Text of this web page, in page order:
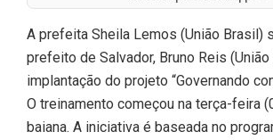
A prefeita Sheila Lemos (União Brasil)
prefeito de Salvador, Bruno Reis (União
implantação do projeto “Governando
O treinamento começou na terça-feira
baiana. A iniciativa é baseada no